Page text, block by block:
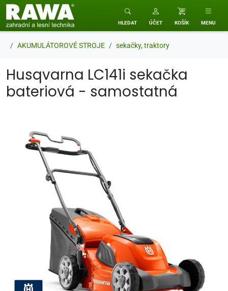
RAWA zahradní a lesní technika
HLEDAT ÚČET KOŠÍK MENU
AKUMULÁTOROVÉ STROJE sekačky, traktory
Husqvarna LC141i sekačka
bateriová - samostatná